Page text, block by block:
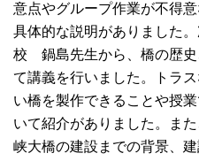
意点やグループ作業が不得
具体的な説明がありました
校 鍋島先生から、橋の歴史
て講義を行いました。トラ
い橋を製作できることや授
いて紹介がありました。ま
峡大橋の建設までの背景、